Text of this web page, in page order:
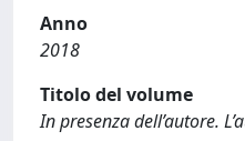
Anno
2018
Titolo del volume
In presenza dell’autore.